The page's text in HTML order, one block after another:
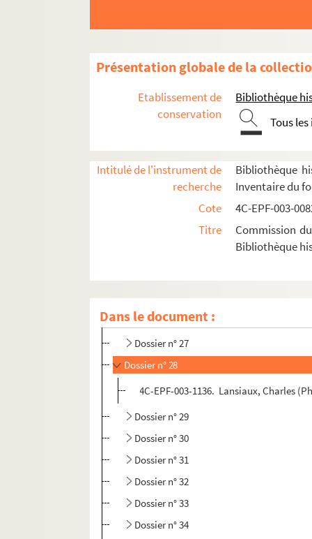
Présentation globale de la
Etablissement de
conservation
Bibliothèque
Tous
Intitulé de l'instrument de
recherche
Bibliothèque
Inventaire du
Cote
4C-EPF-003-
Titre
Commission
Bibliothèque
Dans le document :
Dossier n° 16
Dossier n° 17
Dossier n° 17 ter
Dossier n° 18
Dossier n° 21
Dossier n° 21 bis
Dossier n° 25
Dossier n° 25 bis
Dossier n° 26
Dossier n° 27
Dossier n° 28
4C-EPF-003-1136. Lansiaux, Charles
Dossier n° 29
Dossier n° 30
Dossier n° 31
Dossier n° 32
Dossier n° 33
Dossier n° 34